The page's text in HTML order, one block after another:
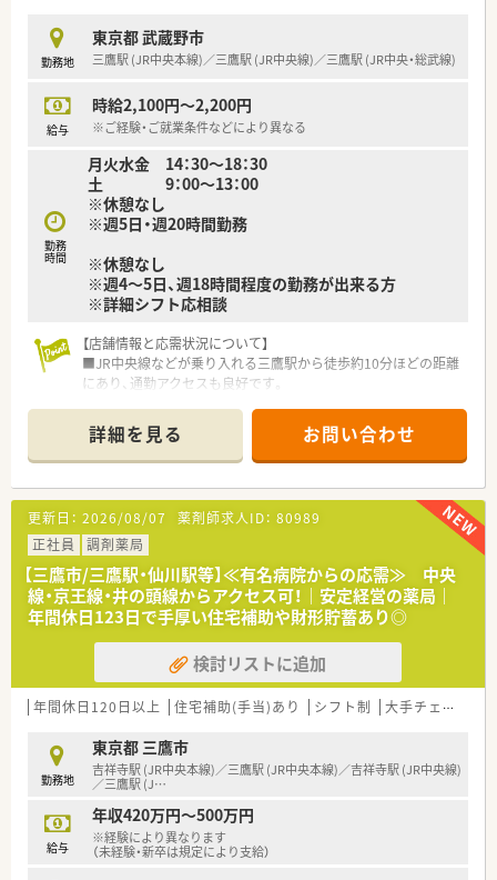
■調剤未経験の方でも、独自のこだわりがない分だけ一から知識
を吸収しやすいとして歓迎しており、40代の方まで相談可能で
す。
話し方や性格から社風にマッチするかどうかを見極めていま
す。
【勤務実態について】
■会社全体の残業時間は月平均10時間以下と非常に少なく、仕
事が終わった後のプライベートな時間も大切に過ごせる環境で
す。
能なため、長期的なライフプランも立てやすい勤務体制になりま
す。
■有給休暇の平均取得日数が年間17日以上と非常に高く、店舗
す。
【こんな取り組みをしています】
■アミボイスやAI音声薬歴システムなどの最新設備を導入する
ことで、業務の効率化と記載内容の充実を同時に実現させていま
す。
■地域の方々が気軽に立ち寄れるカフェ活動や地域活動を通じ
て、地域住民の健康を支えるハブとしての役割を積極的に担って
います。
■ジェネリックの推奨を過度に行わず、患者様の満足度や利便性
を第一に考えた医薬品供給体制を維持する取り組みを行ってい
ます。
【法人特徴について】
■吉祥寺エリアにドミナント展開しているため転居を伴う異動
がなく、お住まいの地域で長く安定してキャリアを築くことが可
■全店舗が基準調剤算定施設になっており、最新設備の積極的な
導入によって薬剤師が安全かつ効率的に働ける環境を整えてい
■薬剤師カフェや子どもカフェといった地域活動を積極的に実
施し、従来の薬局の枠を超えた地域貢献に注力している企業様で
す。
勤務地
東京都 武蔵野市
三鷹駅 (JR中央本線)／三鷹駅 (JR中央線)／三鷹駅 (JR中央・総武線)
給与
時給2,100円～2,200円
※ご経験・ご就業条件などにより異なる
勤務
時間
月火水金 14：30～18：30
土 9：00～13：00
※休憩なし
※週5日・週20時間勤務
※休憩なし
※週4～5日、週18時間程度の勤務が出来る方
※詳細シフト応相談
【店舗情報と応需状況について】
■JR中央線などが乗り入れる三鷹駅から徒歩約10分ほどの距離
にあり、通勤アクセスも良好です。
日の枚数は60枚から70枚程度です。
■現在、店舗には4名の薬剤師が在籍しており、互いに連携を取
りながら業務を行っています。
【職場環境と雰囲気】
■現場スタッフの意見やアイデアを尊重する風通しの良い社風
で、主体的に業務改善などに取り組めます。
■産休・育休の取得実績が豊富にあり、子育て中のスタッフへの
理解が深く、お互いに助け合う文化があります。
■調剤過誤防止のための監査システムを導入しており、薬剤師が
安心して業務に集中できる環境を整備しています。
詳細を見る お問い合わせ
更新日： 2026/08/07 薬剤師求人ID： 80989
正社員
調剤薬局
【三鷹市/三鷹駅・仙川駅等】≪有名病院からの応需≫ 中央
線・京王線・井の頭線からアクセス可！｜安定経営の薬局｜
年間休日123日で手厚い住宅補助や財形貯蓄あり◎
検討リストに追加
年間休日120日以上 住宅補助(手当)あり シフト制 大手チェーン
勤務地
東京都 三鷹市
吉祥寺駅 (JR中央本線)／三鷹駅 (JR中央本線)／吉祥寺駅 (JR中央線)
／三鷹駅 (J…
給与
年収420万円～500万円
※経験により異なります
（未経験・新卒は規定により支給）